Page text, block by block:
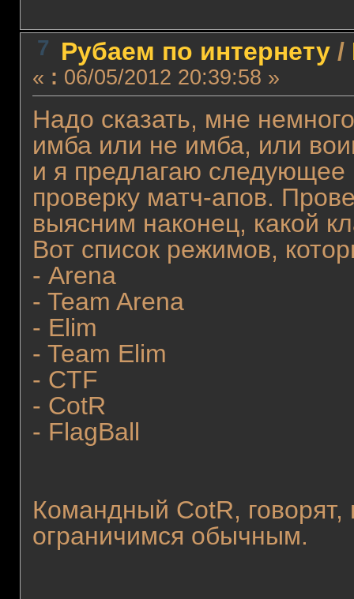
7 Рубаем по интернету/
« : 06/05/2012 20:39:58 »
Надо сказать, мне
имба или не имба, или
и я предлагаю
проверку матч-апов.
выясним наконец, какой
Вот список режимов,
- Arena
- Team Arena
- Elim
- Team Elim
- CTF
- CotR
- FlagBall
Командный CotR, говорят,
ограничимся обычным.